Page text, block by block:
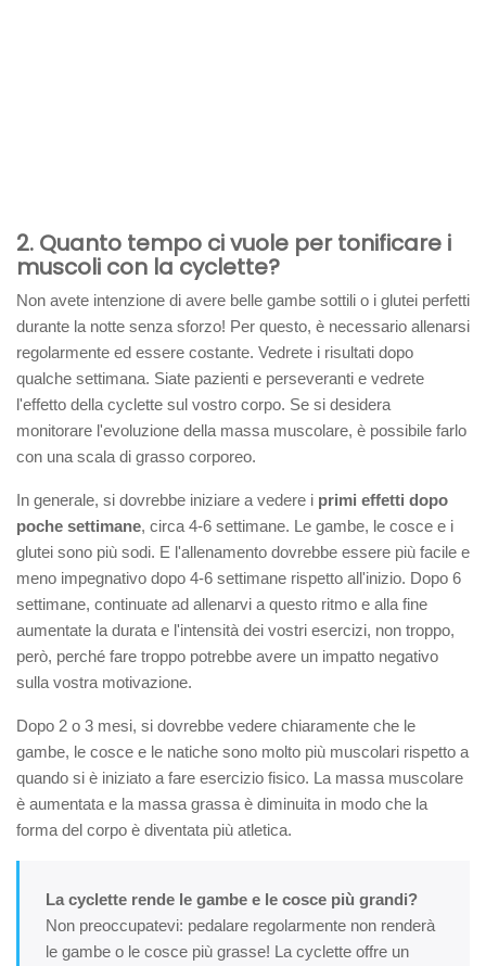
2. Quanto tempo ci vuole per tonificare i
muscoli con la cyclette?
Non avete intenzione di avere belle gambe sottili o i glutei perfetti
durante la notte senza sforzo! Per questo, è necessario allenarsi
regolarmente ed essere costante. Vedrete i risultati dopo
qualche settimana. Siate pazienti e perseveranti e vedrete
l'effetto della cyclette sul vostro corpo. Se si desidera
monitorare l'evoluzione della massa muscolare, è possibile farlo
con una scala di grasso corporeo.
In generale, si dovrebbe iniziare a vedere i primi effetti dopo
poche settimane, circa 4-6 settimane. Le gambe, le cosce e i
glutei sono più sodi. E l'allenamento dovrebbe essere più facile e
meno impegnativo dopo 4-6 settimane rispetto all'inizio. Dopo 6
settimane, continuate ad allenarvi a questo ritmo e alla fine
aumentate la durata e l'intensità dei vostri esercizi, non troppo,
però, perché fare troppo potrebbe avere un impatto negativo
sulla vostra motivazione.
Dopo 2 o 3 mesi, si dovrebbe vedere chiaramente che le
gambe, le cosce e le natiche sono molto più muscolari rispetto a
quando si è iniziato a fare esercizio fisico. La massa muscolare
è aumentata e la massa grassa è diminuita in modo che la
forma del corpo è diventata più atletica.
La cyclette rende le gambe e le cosce più grandi?
Non preoccupatevi: pedalare regolarmente non renderà
le gambe o le cosce più grasse! La cyclette offre un